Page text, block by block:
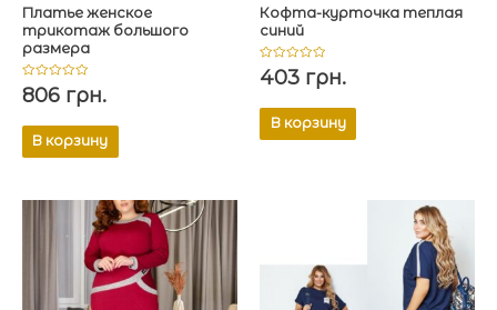
Платье женское
трикотаж большого
размера
Оценка
0
806 грн.
В корзину
Кофта-курточка теплая
синий
Оценка
0
403 грн.
В корзину